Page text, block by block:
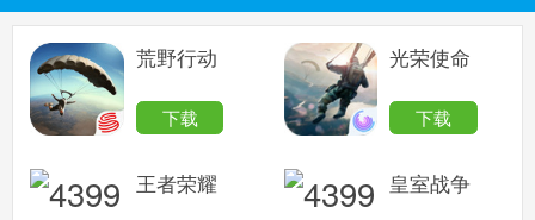
荒野行动
下载
光荣使命
下载
王者荣耀 皇室战争